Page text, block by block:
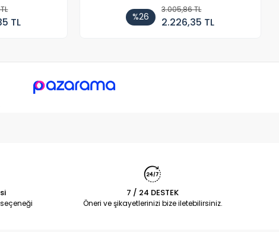
TL %26
3.005,86 TL
2.226,35 TL
7 / 24 DESTEK
Öneri ve şikayetlerinizi bize iletebilirsiniz.